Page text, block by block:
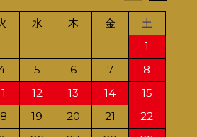
水 木 金
土
1
5 6 7
8
12 13 14
15
19 20 21
22